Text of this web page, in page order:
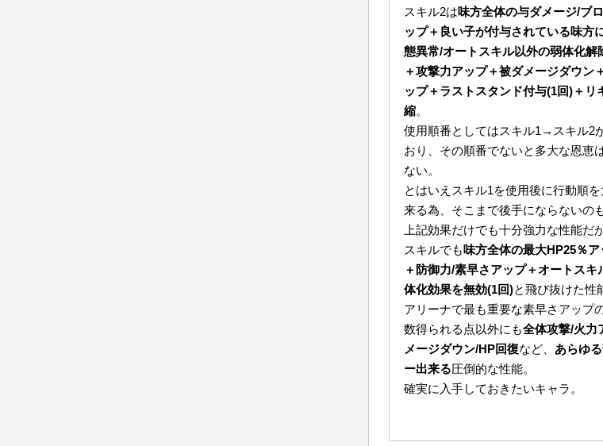
スキル2は味方全体の与ダメージ/ブ
ップ＋良い子が付与されている味方
態異常/オートスキル以外の弱体化解
＋攻撃力アップ＋被ダメージダウン
ップ＋ラストスタンド付与(1回)＋リ
縮。
使用順番としてはスキル1→スキル2
おり、その順番でないと多大な恩恵
ない。
とはいえスキル1を使用後に行動順
来る為、そこまで後手にならないの
上記効果だけでも十分強力な性能だ
スキルでも味方全体の最大HP25％
＋防御力/素早さアップ＋オートスキ
体化効果を無効(1回)と飛び抜けた性
アリーナで最も重要な素早さアップ
数得られる点以外にも全体攻撃/火力
メージダウン/HP回復など、 あらゆ
ー出来る圧倒的な性能。
確実に入手しておきたいキャラ。